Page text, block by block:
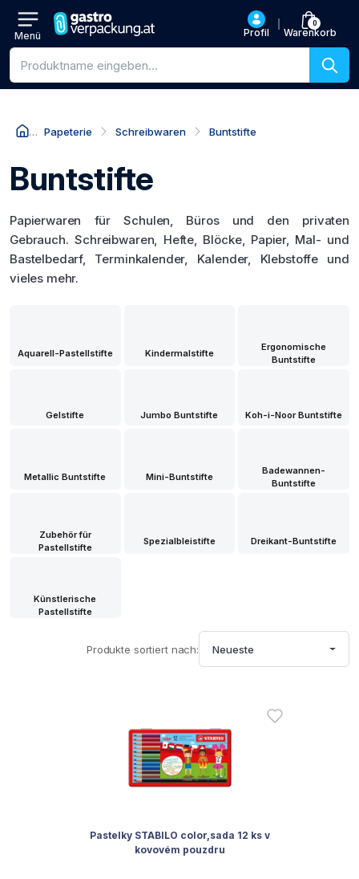
Menü Profil
0
Warenkorb
Produktsuche
Papeterie Schreibwaren Buntstifte
Buntstifte
Papierwaren für Schulen, Büros und den privaten
Gebrauch. Schreibwaren, Hefte, Blöcke, Papier, Mal- und
Bastelbedarf, Terminkalender, Kalender, Klebstoffe und
vieles mehr.
Aquarell-Pastellstifte Kindermalstifte
Ergonomische
Buntstifte
Gelstifte Jumbo Buntstifte Koh-i-Noor Buntstifte
Metallic Buntstifte Mini-Buntstifte
Badewannen-
Buntstifte
Zubehör für
Pastellstifte
Spezialbleistifte Dreikant-Buntstifte
Künstlerische
Pastellstifte
Produkte sortiert nach: Neueste
Pastelky STABILO color,sada 12 ks v
kovovém pouzdru